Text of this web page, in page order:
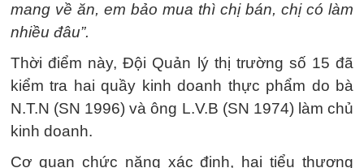
mang về ăn, em bảo mua thì chị bán, chị có làm
nhiều đâu”.
Thời điểm này, Đội Quản lý thị trường số 15 đã
kiểm tra hai quầy kinh doanh thực phẩm do bà
N.T.N (SN 1996) và ông L.V.B (SN 1974) làm chủ
kinh doanh.
Cơ quan chức năng xác định, hai tiểu thương